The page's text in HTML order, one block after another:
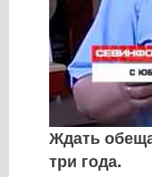
Ждать
три года.